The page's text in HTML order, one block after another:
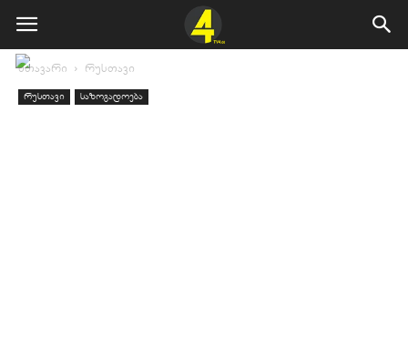
მთავარი რუსთავი
რუსთავი საზოგადოება